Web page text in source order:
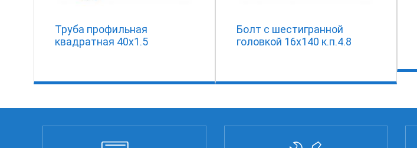
Труба профильная
квадратная 40х1.5
Болт с шестигранной
головкой 16х140 к.п.4.8